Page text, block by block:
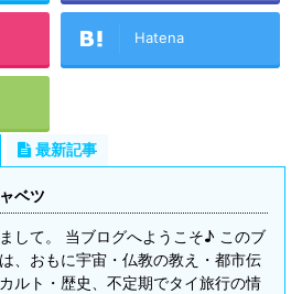
Hatena
最新記事
ベツ
して。 当ブログへようこそ♪ このブ
、おもに宇宙・仏教の教え・都市伝
ルト・歴史、不定期でタイ旅行の情